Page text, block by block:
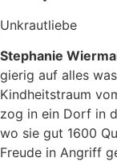
Unkraut­lie­be
Ste­pha­nie
gie­rig auf alles
Kind­heits­traum
zog in ein Dorf in
wo sie gut 1600
Freu­de in Angriff